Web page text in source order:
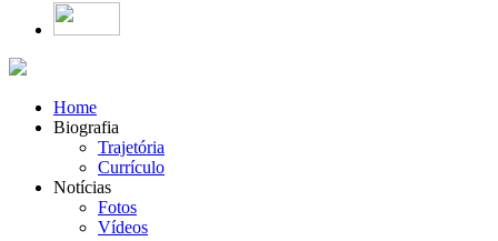
Home
Biografia
Trajetória
Currículo
Notícias
Fotos
Vídeos